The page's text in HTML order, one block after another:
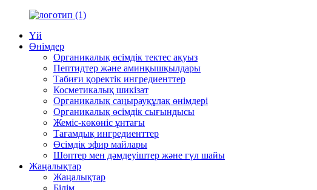
Үй
Өнімдер
Органикалық өсімдік тектес ақуыз
Пептидтер және аминқышқылдары
Табиғи қоректік ингредиенттер
Косметикалық шикізат
Органикалық саңырауқұлақ өнімдері
Органикалық өсімдік сығындысы
Жеміс-көкөніс ұнтағы
Тағамдық ингредиенттер
Өсімдік эфир майлары
Шөптер мен дәмдеуіштер және гүл шайы
Жаңалықтар
Жаңалықтар
Білім